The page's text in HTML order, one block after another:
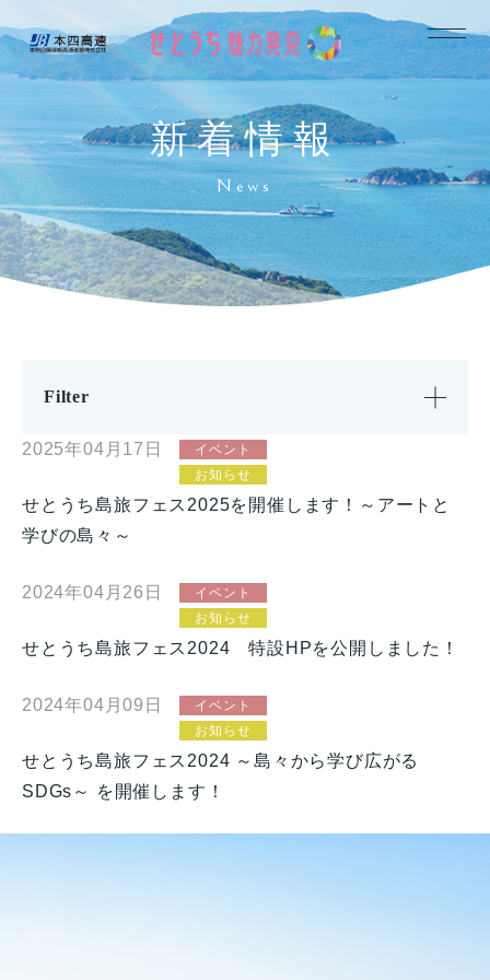
新着情報
News
Filter
2025年04月17日
イベント
お知らせ
せとうち島旅フェス2025を開催します！～アートと
学びの島々～
2024年04月26日
イベント
お知らせ
せとうち島旅フェス2024 特設HPを公開しました！
2024年04月09日
イベント
お知らせ
せとうち島旅フェス2024 ～島々から学び広がる
SDGs～ を開催します！